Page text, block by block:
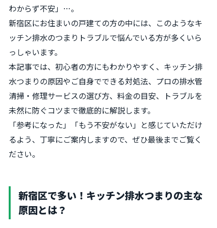
わからず不安」…。
新宿区にお住まいの戸建ての方の中には、このようなキ
ッチン排水のつまりトラブルで悩んでいる方が多くいら
っしゃいます。
本記事では、初心者の方にもわかりやすく、キッチン排
水つまりの原因やご自身でできる対処法、プロの排水管
清掃・修理サービスの選び方、料金の目安、トラブルを
未然に防ぐコツまで徹底的に解説します。
「参考になった」「もう不安がない」と感じていただけ
るよう、丁寧にご案内しますので、ぜひ最後までご覧く
ださい。
新宿区で多い！キッチン排水つまりの主な
原因とは？